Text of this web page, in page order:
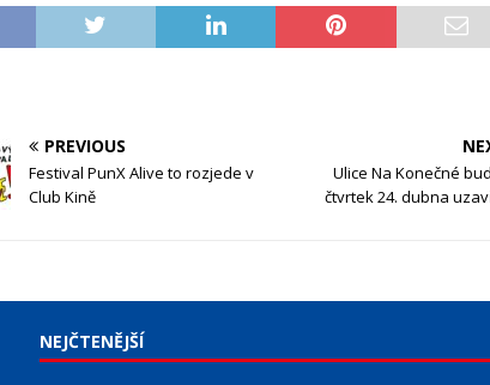
PREVIOUS
Festival PunX Alive to rozjede v
Club Kině
Ulice Na Konečné
čtvrtek 24. dubna
NEJČTENĚJŠÍ